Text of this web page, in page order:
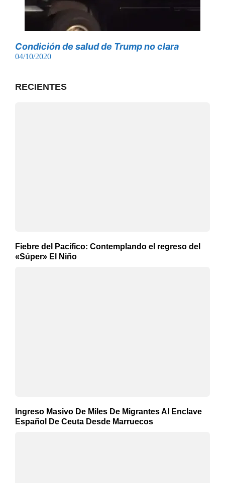
Condición de salud de Trump no clara
04/10/2020
RECIENTES
Fiebre del Pacífico: Contemplando el regreso del
«Súper» El Niño
Ingreso Masivo De Miles De Migrantes Al Enclave
Español De Ceuta Desde Marruecos